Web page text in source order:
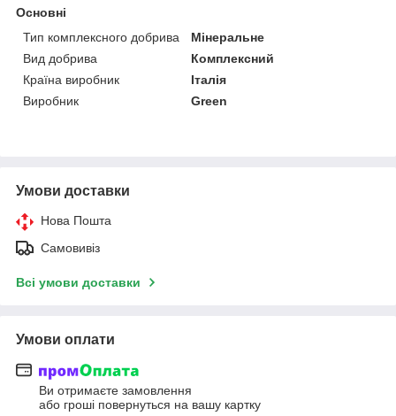
Основні
Тип комплексного добрива
Мінеральне
Вид добрива
Комплексний
Країна виробник
Італія
Виробник
Green
Умови доставки
Нова Пошта
Самовивіз
Всі умови доставки
Умови оплати
Ви отримаєте замовлення
або гроші повернуться на вашу картку